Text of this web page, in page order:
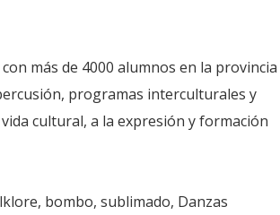
más de 4000 alumnos en la provincia
programas interculturales y
cultural, a la expresión y formación
bombo, sublimado, Danzas